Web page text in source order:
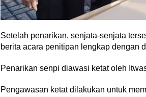
Setelah penarikan, senjata-senjata
berita acara penitipan lengkap dengan
Penarikan senpi diawasi ketat oleh
Pengawasan ketat dilakukan untuk